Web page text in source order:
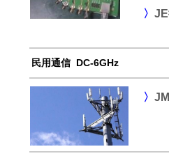
〉
民用通信 DC-6GHz
〉